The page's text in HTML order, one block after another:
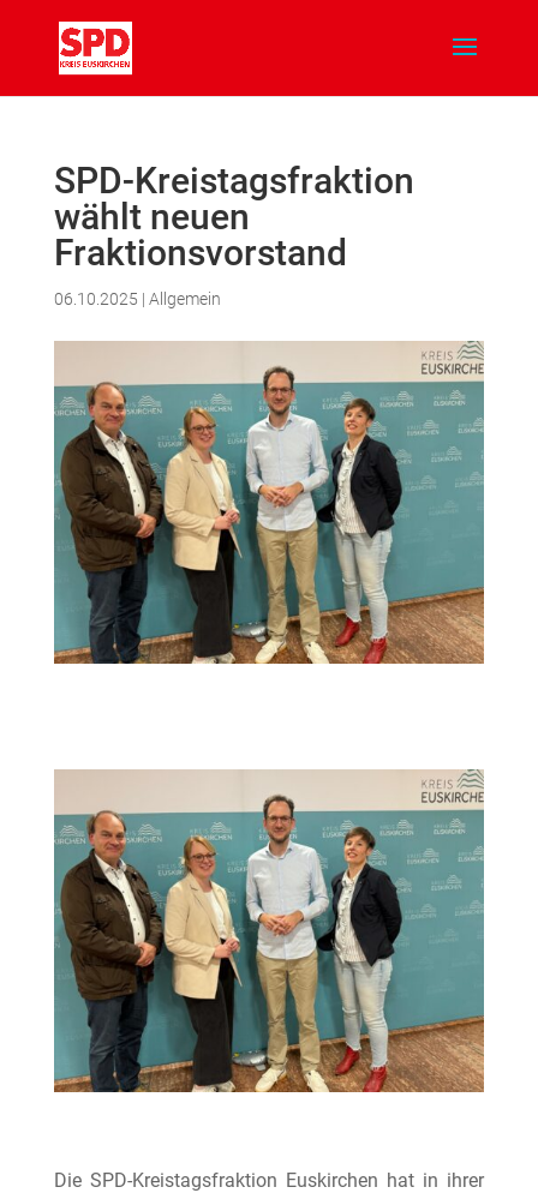
SPD-Kreistagsfraktion
wählt neuen
Fraktionsvorstand
06.10.2025 | Allgemein
Die SPD-Kreistagsfraktion Euskirchen hat in ihrer